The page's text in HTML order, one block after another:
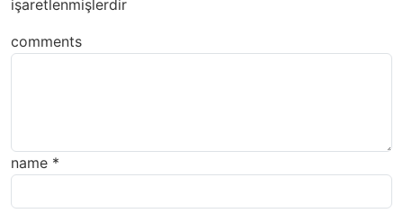
işaretlenmişlerdir
comments
name *